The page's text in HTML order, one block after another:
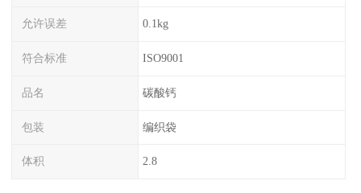
允许误差 0.1kg
符合标准 ISO9001
品名 碳酸钙
包装 编织袋
体积 2.8